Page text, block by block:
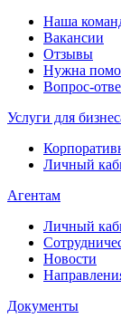
Наша
Вакансии
Отзывы
Нужна
Вопрос-
Услуги для
Личный
Агентам
Личный
Новости
Документы